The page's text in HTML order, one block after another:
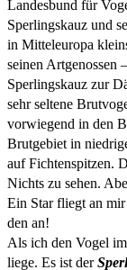
Landesbund für
Sperlingskauz und
in Mitteleuropa
seinen Artgenossen
Sperlingskauz zur
sehr seltene
vorwiegend in den
Brutgebiet in
auf Fichtenspitzen.
Nichts zu sehen.
Ein Star fliegt an
den an!
Als ich den Vogel
liege. Es ist der